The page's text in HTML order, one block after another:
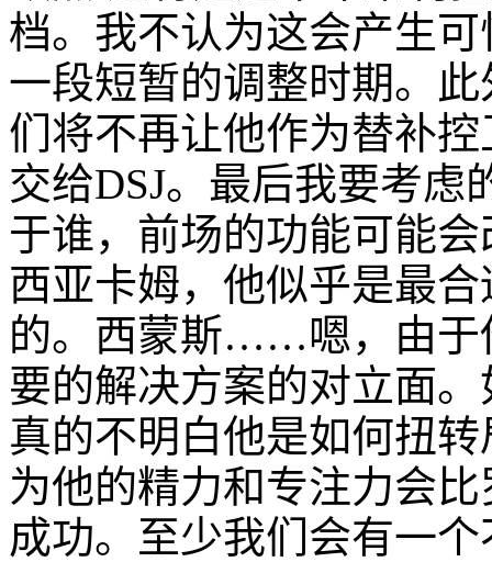
档。我不认为这会产生
一段短暂的调整时期。
们将不再让他作为替补
交给DSJ。最后我要考虑
于谁，前场的功能可能
西亚卡姆，他似乎是最
的。西蒙斯……嗯，由于
要的解决方案的对立面
真的不明白他是如何扭
为他的精力和专注力会
成功。至少我们会有一